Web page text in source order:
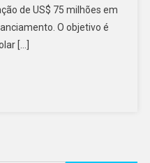
de US$ 75 milhões em
O objetivo é
[…]